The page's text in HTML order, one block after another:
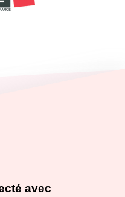
avec